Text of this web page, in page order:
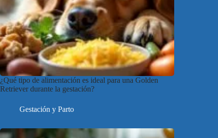
¿Qué tipo de alimentación es ideal para una Golden
Retriever durante la gestación?
Gestación y Parto